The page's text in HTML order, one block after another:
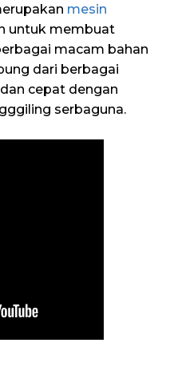
mesin
untuk membuat
macam bahan
dari berbagai
cepat dengan
serbaguna.